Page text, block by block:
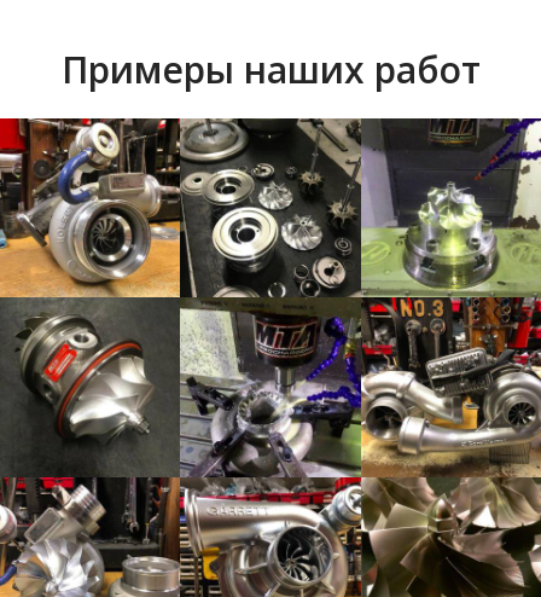
Примеры наших работ